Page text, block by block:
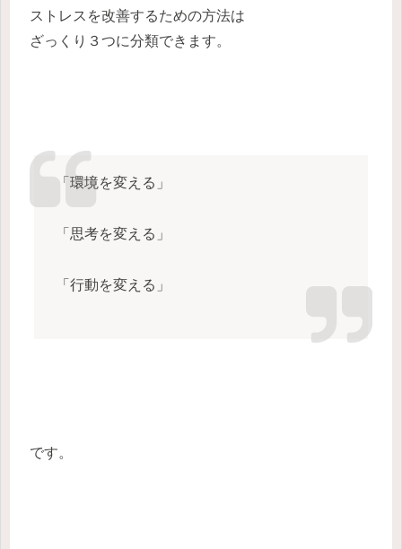
ストレスを改善するための方法は
ざっくり３つに分類できます。
「環境を変える」
「思考を変える」
「行動を変える」
です。